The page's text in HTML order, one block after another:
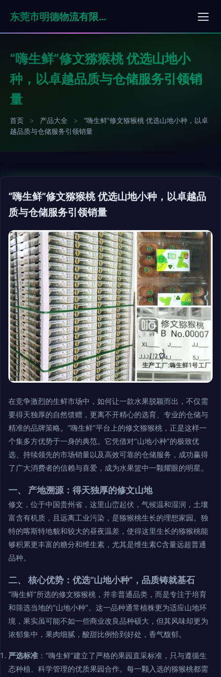
东莞市明德物流有限公司
“嗨生鲜”修文猕猴桃 优选山地小
种，以卓越品质与仓储服务引领销
量
首页 > 产品大全 >
“嗨生鲜”修文猕猴桃 优选山地小种，以卓
越品质与仓储服务引领销量
“嗨生鲜”修文猕猴桃 优选山地小种，以卓越品
质与仓储服务引领销量
在竞争激烈的生鲜市场中，如何让一款水果脱颖而出，不仅需
要得天独厚的自然馈赠，更离不开精心的选育、专业的仓储与
精准的品牌策略。“嗨生鲜”平台上的修文猕猴桃，正是这样一
个集多方优势于一身的典范。它凭借对“山地小种”的极致优
选、持续领先的市场销量以及高效可靠的仓储服务，成功赢得
了广大消费者的信赖与喜爱，成为水果篮中一颗耀眼的明星。
一、 产地溯源：得天独厚的修文山地
修文，位于中国贵州省，这里山峦起伏，气候温和湿润，土壤
富含有机质，且远离工业污染，是猕猴桃生长的理想家园。独
特的喀斯特地貌和较大的昼夜温差，使得这里生长的猕猴桃能
够积累更丰富的糖分和维生素，尤其是维生素C含量远超普通
品种。
二、 核心优势：优选“山地小种”，品质铸就基石
“嗨生鲜”所选的修文猕猴桃，并非普通品类，而是专注于培育
和筛选当地的“山地小种”。这一品种通常植株更为适应山地环
境，果实虽可能不如一些商业改良品种硕大，但其风味却更为
浓郁集中，果肉细腻，酸甜比例恰到好处，香气馥郁。
严选标准 ：“嗨生鲜”建立了严格的果园直采标准，只与遵循生
态种植、科学管理的优质果园合作。每一颗入选的猕猴桃都需